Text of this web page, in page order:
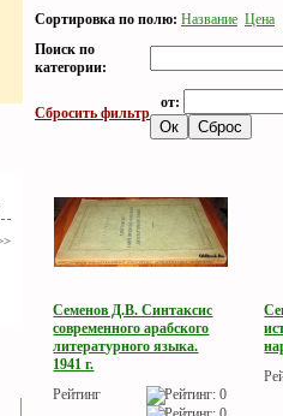
Сортировка по полю: Название Цена
Поиск по
категории:
Сбросить фильтр
от:
Семенов Д.В. Синтаксис
современного арабского
литературного языка.
1941 г.
Рейтинг